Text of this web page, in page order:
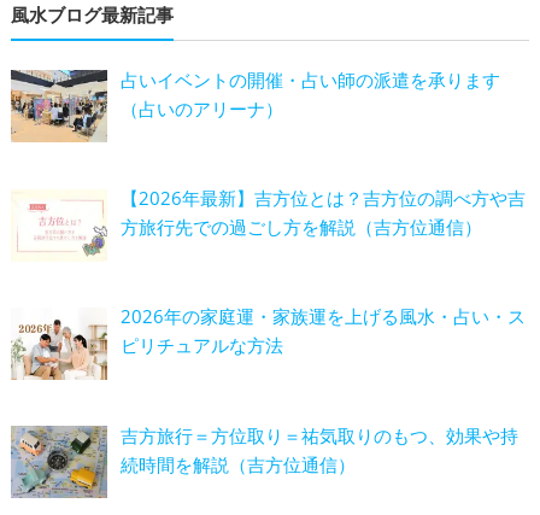
風水ブログ最新記事
占いイベントの開催・占い師の派遣を承ります
（占いのアリーナ）
【2026年最新】吉方位とは？吉方位の調べ方や吉
方旅行先での過ごし方を解説（吉方位通信）
2026年の家庭運・家族運を上げる風水・占い・ス
ピリチュアルな方法
吉方旅行＝方位取り＝祐気取りのもつ、効果や持
続時間を解説（吉方位通信）